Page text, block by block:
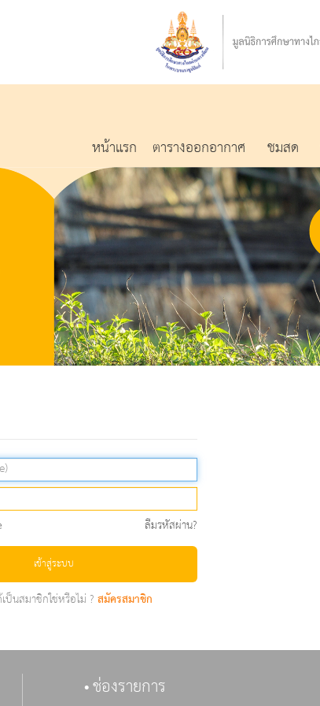
หน้าแรก ตารางออกอากาศ ชมสด
ลืมรหัสผ่าน?
เข้าสู่ระบบ
ป็นสมาชิกใช่หรือไม่ ?สมัครสมาชิก
ช่องรายการ